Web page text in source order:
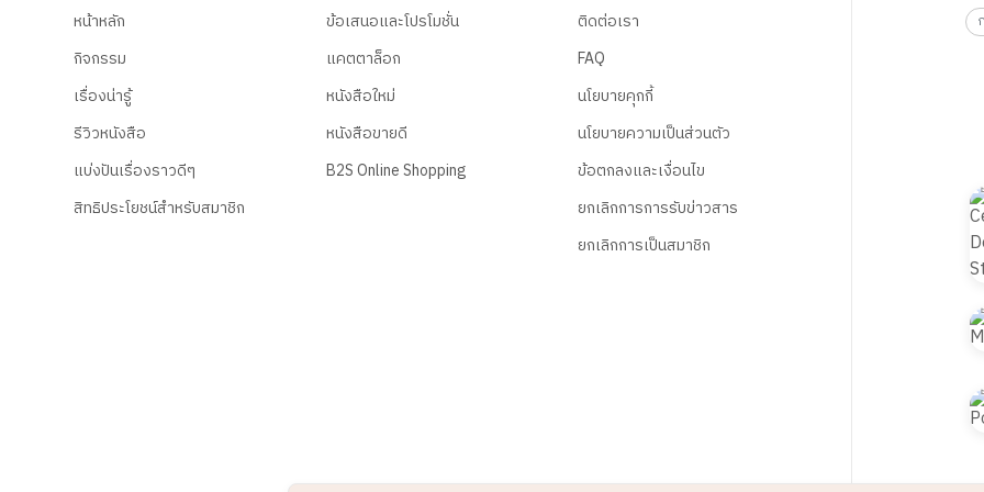
หน้าหลัก
กิจกรรม
เรื่องน่ารู้
รีวิวหนังสือ
แบ่งปันเรื่องราวดีๆ
สิทธิประโยชน์สำหรับสมาชิก
ข้อเสนอและโปรโมชั่น
แคตตาล็อก
หนังสือใหม่
หนังสือขายดี
B2S Online Shopping
ติดต่อเรา
FAQ
นโยบายคุกกี้
นโยบายความเป็นส่วนตัว
ข้อตกลงและเงื่อนไข
ยกเลิกการการรับข่าวสาร
ยกเลิกการเป็นสมาชิก